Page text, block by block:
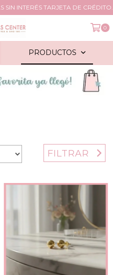
SIN INTERÉS TARJETA DE CRÉDITO.
0
PRODUCTOS
FILTRAR